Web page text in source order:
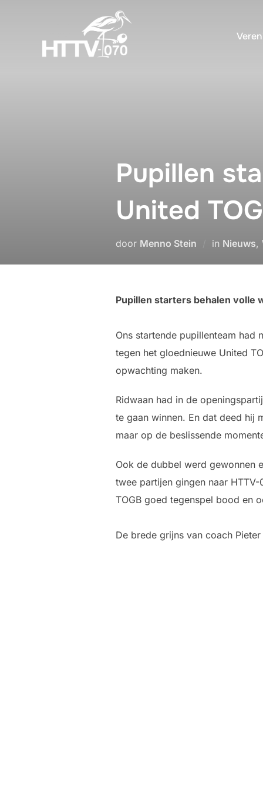
Pupillen
United
door Menno Stein in Nieuws,
Pupillen starters behalen volle
Ons startende pupillenteam
tegen het gloednieuwe United
opwachting maken.
Ridwaan had in de
te gaan winnen. En dat deed hij
maar op de beslissende
Ook de dubbel werd gewonnen
twee partijen gingen naar
TOGB goed tegenspel bood en
De brede grijns van coach